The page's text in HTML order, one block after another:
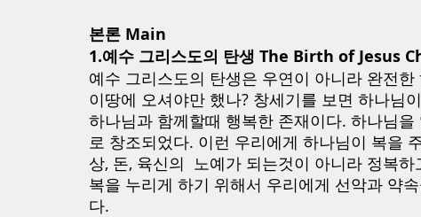
본론 Main
1.예수 그리스도의 탄생 The Birth of Jesus
예수 그리스도의 탄생은 우연이 아니라 완전
이땅에 오셔야만 했나? 창세기를 보면 하나님
하나님과 함께할때 행복한 존재이다. 하나님
로 창조되었다. 이런 우리에게 하나님이 복을
상, 돈, 육신의  노예가 되는것이 아니라 정복
복을 누리게 하기 위해서 우리에게 선악과 약
다.